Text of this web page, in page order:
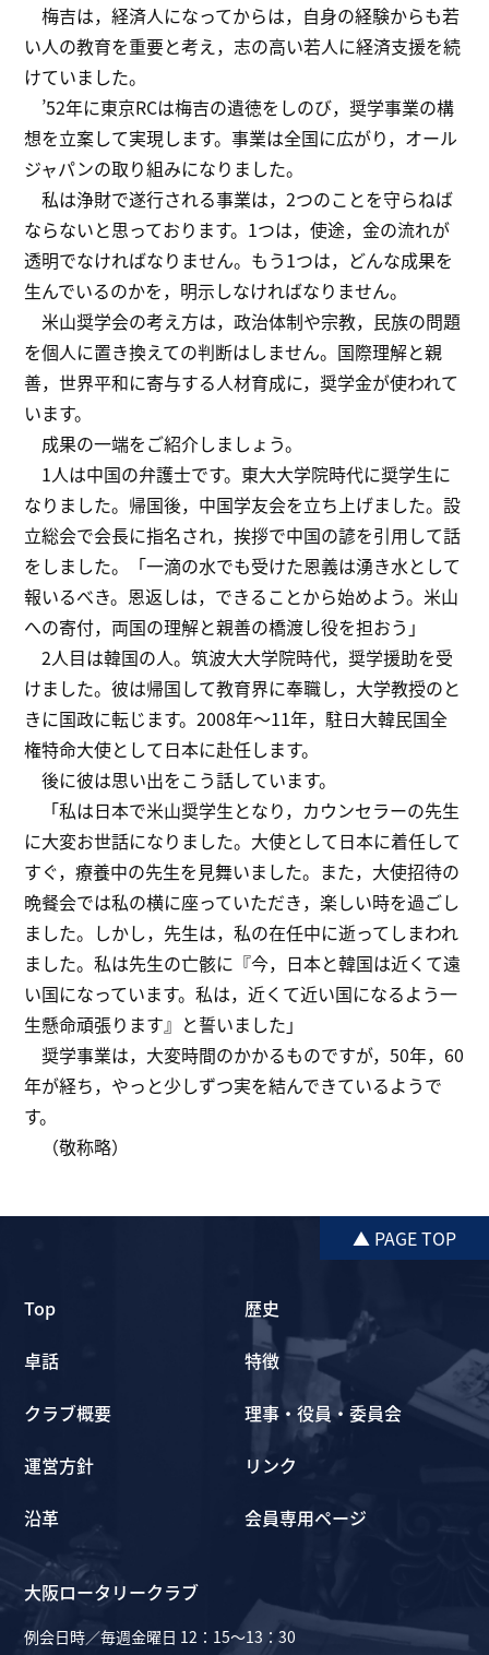
梅吉は，経済人になってからは，自身の経験からも若
い人の教育を重要と考え，志の高い若人に経済支援を続
けていました。
’52年に東京RCは梅吉の遺徳をしのび，奨学事業の構
想を立案して実現します。事業は全国に広がり，オール
ジャパンの取り組みになりました。
私は浄財で遂行される事業は，2つのことを守らねば
ならないと思っております。1つは，使途，金の流れが
透明でなければなりません。もう1つは，どんな成果を
生んでいるのかを，明示しなければなりません。
米山奨学会の考え方は，政治体制や宗教，民族の問題
を個人に置き換えての判断はしません。国際理解と親
善，世界平和に寄与する人材育成に，奨学金が使われて
います。
成果の一端をご紹介しましょう。
1人は中国の弁護士です。東大大学院時代に奨学生に
なりました。帰国後，中国学友会を立ち上げました。設
立総会で会長に指名され，挨拶で中国の諺を引用して話
をしました。「一滴の水でも受けた恩義は湧き水として
報いるべき。恩返しは，できることから始めよう。米山
への寄付，両国の理解と親善の橋渡し役を担おう」
2人目は韓国の人。筑波大大学院時代，奨学援助を受
けました。彼は帰国して教育界に奉職し，大学教授のと
きに国政に転じます。2008年～11年，駐日大韓民国全
権特命大使として日本に赴任します。
後に彼は思い出をこう話しています。
「私は日本で米山奨学生となり，カウンセラーの先生
に大変お世話になりました。大使として日本に着任して
すぐ，療養中の先生を見舞いました。また，大使招待の
晩餐会では私の横に座っていただき，楽しい時を過ごし
ました。しかし，先生は，私の在任中に逝ってしまわれ
ました。私は先生の亡骸に『今，日本と韓国は近くて遠
い国になっています。私は，近くて近い国になるよう一
生懸命頑張ります』と誓いました」
奨学事業は，大変時間のかかるものですが，50年，60
年が経ち，やっと少しずつ実を結んできているようで
す。
（敬称略）
▲ PAGE TOP
Top
卓話
クラブ概要
運営方針
沿革
歴史
特徴
理事・役員・委員会
リンク
会員専用ページ
大阪ロータリークラブ
例会日時／毎週金曜日 12：15～13：30